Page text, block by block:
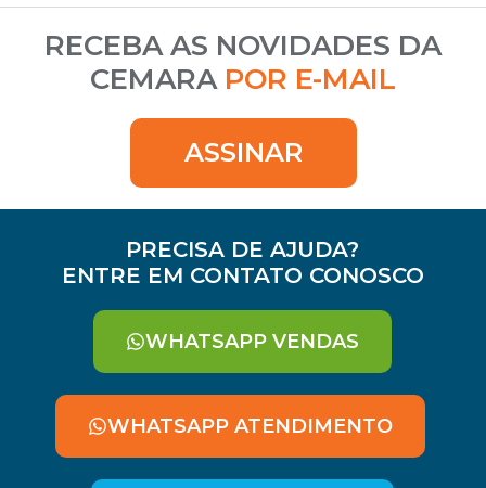
RECEBA AS NOVIDADES DA
CEMARA POR E-MAIL
ASSINAR
PRECISA DE AJUDA?
ENTRE EM CONTATO CONOSCO
WHATSAPP VENDAS
WHATSAPP ATENDIMENTO